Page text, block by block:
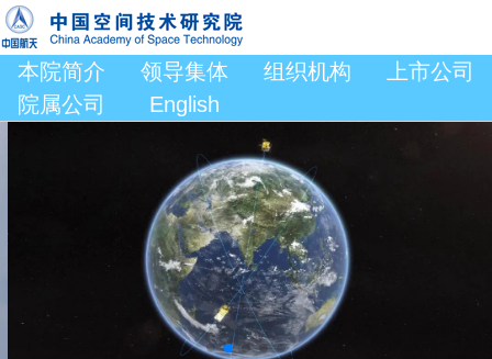
本院简介 领导集体 组织机构
上市公司
院属公司
English